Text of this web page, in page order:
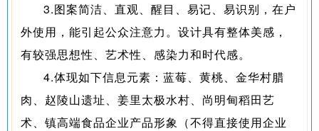
3.图案简洁、直观、醒目、易记、易识别，在户
外使用，能引起公众注意力。设计具有整体美感，
有较强思想性、艺术性、感染力和时代感。
4.体现如下信息元素：蓝莓、黄桃、金华村腊
肉、赵陵山遗址、姜里太极水村、尚明甸稻田艺
术、镇高端食品企业产品形象（不得直接使用企业